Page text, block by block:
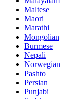
Maltese
Maori
Marathi
Mongolian
Burmese
Nepali
Norwegian
Pashto
Persian
Punjabi